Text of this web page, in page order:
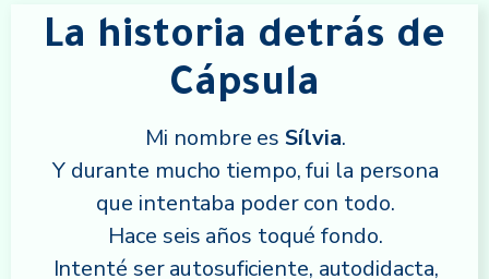
La historia detrás de
Cápsula
Mi nombre esSílvia.
Y durante mucho tiempo, fui la persona
que intentaba poder con todo.
Hace seis años toqué fondo.
Intenté ser autosuficiente, autodidacta,